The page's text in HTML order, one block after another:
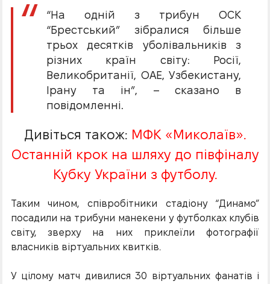
“На одній з трибун ОСК
“Брестський” зібралися більше
трьох десятків уболівальників з
різних країн світу: Росії,
Великобританії, ОАЕ, Узбекистану,
Ірану та ін”, – сказано в
повідомленні.
Дивіться також: МФК «Миколаїв».
Останній крок на шляху до півфіналу
Кубку України з футболу.
Таким чином, співробітники стадіону “Динамо”
посадили на трибуни манекени у футболках клубів
світу, зверху на них приклеїли фотографії
власників віртуальних квитків.
У цілому матч дивилися 30 віртуальних фанатів і